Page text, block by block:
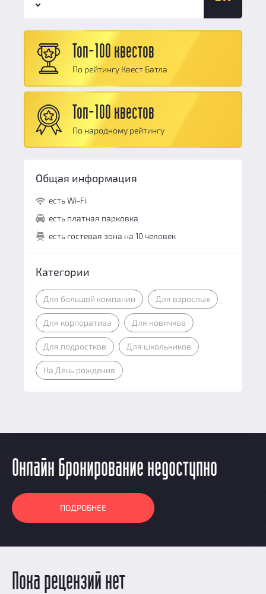
Сюжет:
Персонал и безопасность:
Общий балл:
Логические задачи:
Персонал и безопасность:
Общий балл:
Топ-100 квестов
По рейтингу Квест Батла
Топ-100 квестов
По народному рейтингу
Общая информация
есть Wi-Fi
есть платная парковка
есть гостевая зона на 10 человек
Категории
Для большой компании Для взрослых
Для корпоратива Для новичков
Для подростков Для школьников
На День рождения
Онлайн бронирование недоступно
ПОДРОБНЕЕ
Пока рецензий нет